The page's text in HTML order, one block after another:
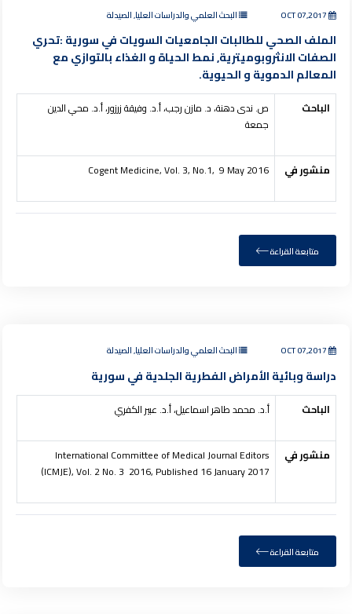
البحث العلمي والدراسات العليا, الصيدلة
الملف الصحي للطالبات الجامعيات السويات في سورية :تحري
الصفات الانثروبوميترية, نمط الحياة و الغذاء بالتوازي مع
المعالم الدموية و الحيوية.
الباحث
ص. ندى دهنة، د. مازن رجب، أ.د. وفيقة زرزور، أ.د. محي الدين
جمعة
منشور في Cogent Medicine, Vol. 3, No.1, 9 May 2016
متابعة القراءة
البحث العلمي والدراسات العليا, الصيدلة
دراسة وبائية الأمراض الفطرية الجلدية في سورية
الباحث أ.د. محمد طاهر اسماعيل، أ.د. عبير الكفري
منشور في
International Committee of Medical Journal Editors
(ICMJE), Vol. 2 No. 3 2016, Published 16 January 2017
متابعة القراءة